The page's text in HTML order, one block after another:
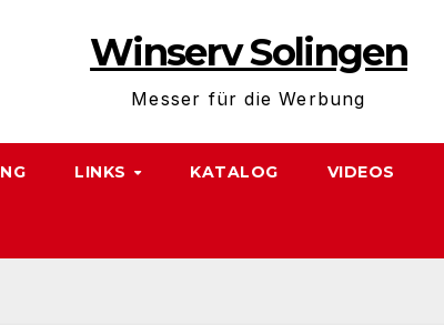
Winserv Solingen
Messer für die Werbung
LINKS KATALOG VIDEOS